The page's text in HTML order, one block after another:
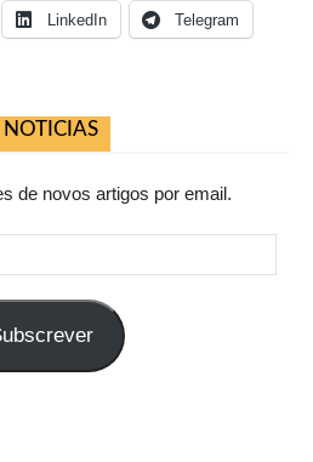
LinkedIn Telegram
NOTICIAS
de novos artigos por email.